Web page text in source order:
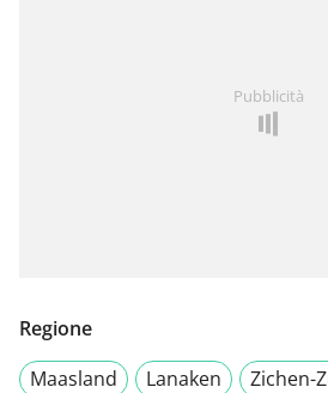
Pubblicità
Regione
Maasland
Lanaken
Zichen-